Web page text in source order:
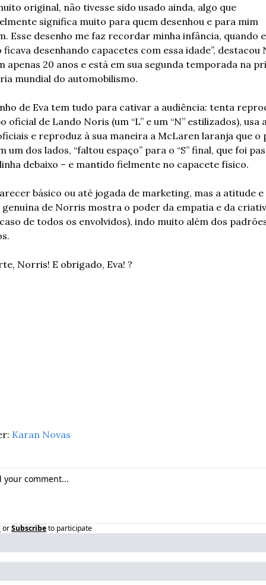
original, não tivesse sido usado ainda, algo que
significa muito para quem desenhou e para mim
Esse desenho me faz recordar minha infância, quando
ficava desenhando capacetes com essa idade”, destacou
apenas 20 anos e está em sua segunda temporada na
mundial do automobilismo.
de Eva tem tudo para cativar a audiência: tenta
oficial de Lando Noris (um “L” e um “N” estilizados), usa
e reproduz à sua maneira a McLaren laranja que o
um dos lados, “faltou espaço” para o “S” final, que foi
debaixo – e mantido fielmente no capacete físico.
básico ou até jogada de marketing, mas a atitude e
genuína de Norris mostra o poder da empatia e da
de todos os envolvidos), indo muito além dos
Norris! E obrigado, Eva! ?
Karan Novas
orSubscribeto participate